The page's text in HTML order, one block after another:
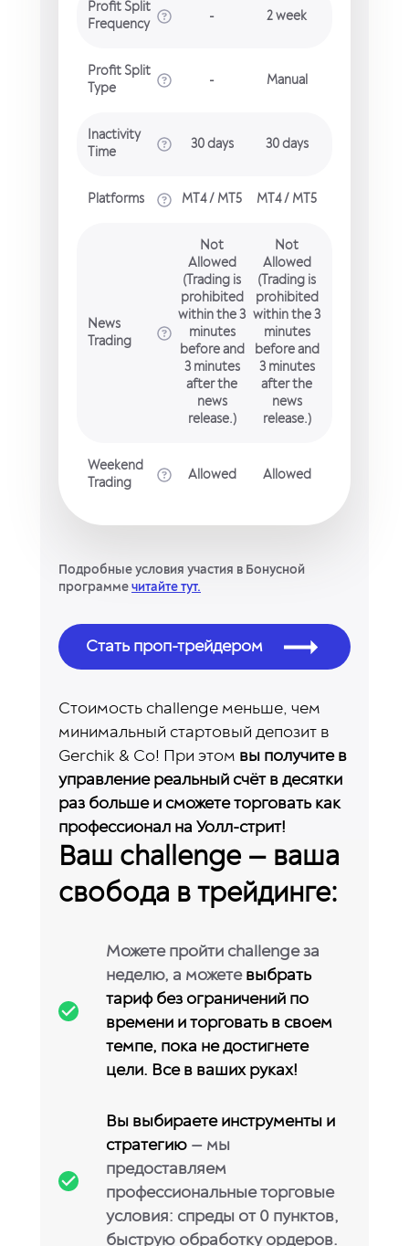
Profit Split
Frequency
- 2 week
Profit Split
Type
- Manual
Inactivity
Time
30 days 30 days
Platforms MT4 / MT5 MT4 / MT5
News
Trading
Not
Allowed
(Trading is
prohibited
within the 3
minutes
before and
3 minutes
after the
news
release.)
Not
Allowed
(Trading is
prohibited
within the 3
minutes
before and
3 minutes
after the
news
release.)
Weekend
Trading
Allowed Allowed
Подробные условия участия в Бонусной
программе читайте тут.
Стать проп-трейдером
Стоимость challenge меньше, чем
минимальный стартовый депозит в
Gerchik & Co! При этом вы получите в
управление реальный счёт в десятки
раз больше и сможете торговать как
профессионал на Уолл-стрит!
Ваш challenge — ваша
свобода в трейдинге:
Можете пройти challenge за
неделю, а можете выбрать
тариф без ограничений по
времени и торговать в своем
темпе, пока не достигнете
цели. Все в ваших руках!
Вы выбираете инструменты и
стратегию — мы
предоставляем
профессиональные торговые
условия: спреды от 0 пунктов,
быструю обработку ордеров.